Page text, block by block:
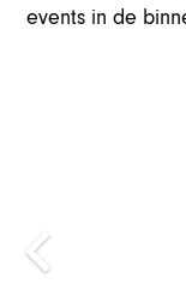
events in de